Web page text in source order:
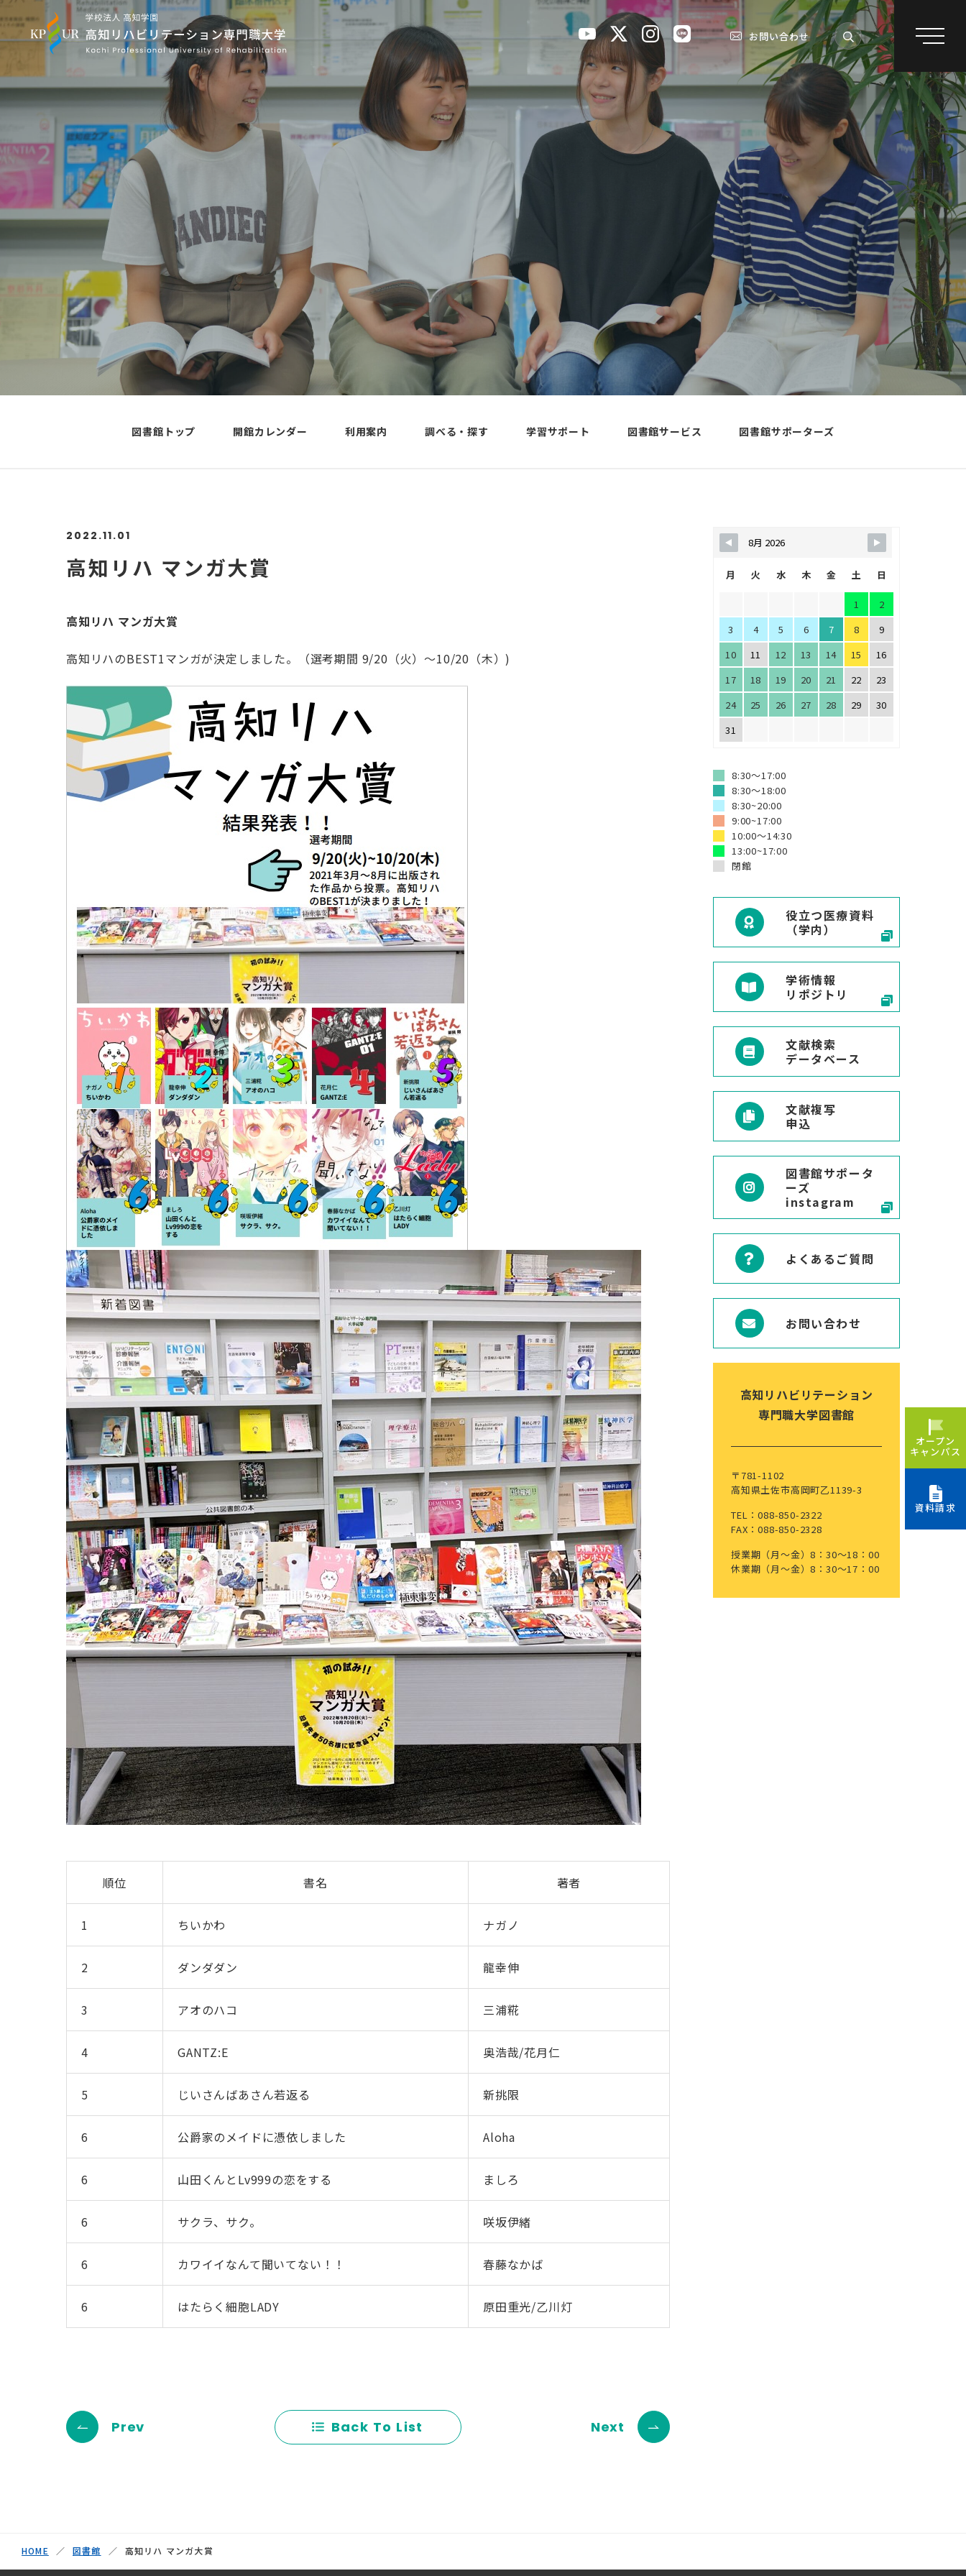
大学案内
高知リハ大の特色
学長あいさつ
デジタルパンフレット
キャンパスライフ
高知リハ大Campus Life
年間スケジュール
クラブ・サークル活動
履修サポート
学生相談
学部・学科
学部・学科案内
教員紹介
入試情報
イベント・見学会
アドミッション・ポリシ
ー
募集人員
試験科目・出願資格・検
入試関係書類DL
試験会場・試験日程
学費・奨学金
資格・就職
取得可能資格
国家試験対策
研究活動
学術リポジトリ
産学・産学官連携
社会貢献・地域連携活動
公開講座・出張講義
受験生の方へ
保護者の方へ
在学生の方へ
卒業生の方へ
採用担当の方へ
お知らせ一覧
進学イベント
アクセス
よくあるご質問
資料請求
個人情報保護方針
お問い合わせ
図書館トップ 開館カレンダー 利用案内 調べる・探す 学習サポート 図書館サービス 図書館サポーターズ
2022.11.01
高知リハ マンガ大賞
高知リハ マンガ大賞
高知リハのBEST1マンガが決定しました。（選考期間 9/20（火）～10/20（木）)
順位 書名 著者
1 ちいかわ ナガノ
2 ダンダダン 龍幸伸
3 アオのハコ 三浦糀
4 GANTZ:E 奥浩哉/花月仁
5 じいさんばあさん若返る 新挑限
6 公爵家のメイドに憑依しました Aloha
6 山田くんとLv999の恋をする ましろ
6 サクラ、サク。 咲坂伊緒
6 カワイイなんて聞いてない！！ 春藤なかば
6 はたらく細胞LADY 原田重光/乙川灯
Prev Back To List Next
8:30～17:00
8:30～18:00
8:30~20:00
9:00~17:00
10:00～14:30
13:00~17:00
閉館
月 火 水 木 金 土 日
1
2
3
4 5 6 7 8
9
10
11 12 13 14 15
16
17
18 19 20 21 22
23
24
25 26 27 28 29
30
31
役立つ医療資料
（学内）
学術情報
リポジトリ
文献検索
データベース
文献複写
申込
図書館サポータ
ーズ
instagram
よくあるご質問
お問い合わせ
高知リハビリテーション
専門職大学図書館
〒781-1102
高知県土佐市高岡町乙1139-3
TEL：088-850-2322
FAX：088-850-2328
授業期（月～金）8：30～18：00
休業期（月～金）8：30～17：00
HOME 図書館 高知リハ マンガ大賞
オープン
キャンパス
資料請求